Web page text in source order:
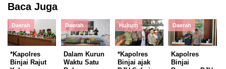
Baca Juga
Daerah
*Kapolres
Binjai Rajut
Daerah
Dalam Kurun
Waktu Satu
Hukum
*Kapolres
Binjai ajak
Daerah
Kapolres
Binjai